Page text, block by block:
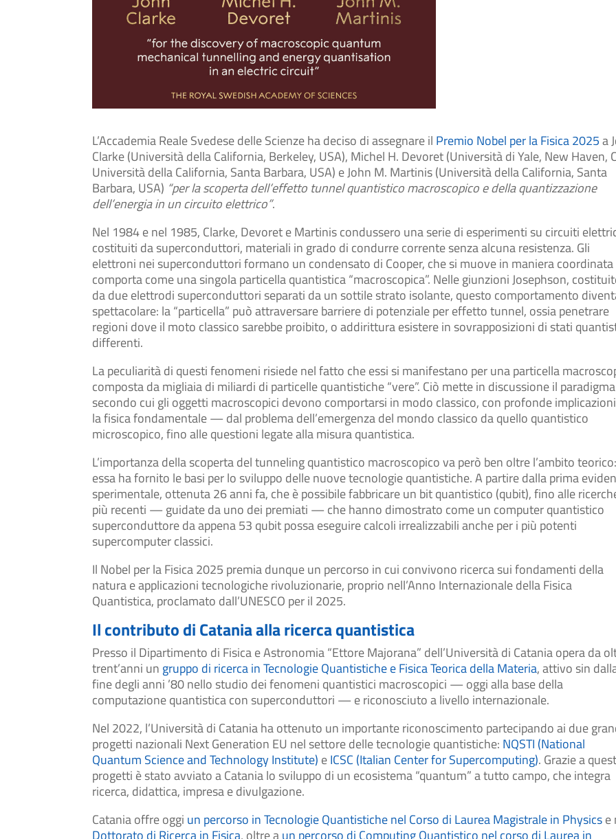
L’Accademia Reale Svedese delle Scienze ha deciso di assegnare il Premio Nobel per la Fisica 2025a
Clarke (Università della California, Berkeley, USA), Michel H. Devoret (Università di Yale, New Haven,
Università della California, Santa Barbara, USA) e John M. Martinis (Università della California, Santa
Barbara, USA) “per la scoperta dell’effetto tunnel quantistico macroscopico e della quantizzazione
dell’energia in un circuito elettrico”.
Nel 1984 e nel 1985, Clarke, Devoret e Martinis condussero una serie di esperimenti su circuiti
costituiti da superconduttori, materiali in grado di condurre corrente senza alcuna resistenza. Gli
elettroni nei superconduttori formano un condensato di Cooper, che si muove in maniera coordinata
comporta come una singola particella quantistica “macroscopica”. Nelle giunzioni Josephson,
da due elettrodi superconduttori separati da un sottile strato isolante, questo comportamento
spettacolare: la “particella” può attraversare barriere di potenziale per effetto tunnel, ossia penetrare
regioni dove il moto classico sarebbe proibito, o addirittura esistere in sovrapposizioni di stati
differenti.
La peculiarità di questi fenomeni risiede nel fatto che essi si manifestano per una particella
composta da migliaia di miliardi di particelle quantistiche “vere”. Ciò mette in discussione il paradigma
secondo cui gli oggetti macroscopici devono comportarsi in modo classico, con profonde
la fisica fondamentale — dal problema dell’emergenza del mondo classico da quello quantistico
microscopico, fino alle questioni legate alla misura quantistica.
L’importanza della scoperta del tunneling quantistico macroscopico va però ben oltre l’ambito teorico:
essa ha fornito le basi per lo sviluppo delle nuove tecnologie quantistiche. A partire dalla prima
sperimentale, ottenuta 26 anni fa, che è possibile fabbricare un bit quantistico (qubit), fino alle
più recenti — guidate da uno dei premiati — che hanno dimostrato come un computer quantistico
superconduttore da appena 53 qubit possa eseguire calcoli irrealizzabili anche per i più potenti
supercomputer classici.
Il Nobel per la Fisica 2025 premia dunque un percorso in cui convivono ricerca sui fondamenti della
natura e applicazioni tecnologiche rivoluzionarie, proprio nell’Anno Internazionale della Fisica
Quantistica, proclamato dall’UNESCO per il 2025.
Il contributo di Catania alla ricerca quantistica
Presso il Dipartimento di Fisica e Astronomia “Ettore Majorana” dell’Università di Catania opera da
trent’anni un gruppo di ricerca in Tecnologie Quantistiche e Fisica Teorica della Materia, attivo sin
fine degli anni ’80 nello studio dei fenomeni quantistici macroscopici — oggi alla base della
computazione quantistica con superconduttori — e riconosciuto a livello internazionale.
Nel 2022, l’Università di Catania ha ottenuto un importante riconoscimento partecipando ai due
progetti nazionali Next Generation EU nel settore delle tecnologie quantistiche: NQSTI (National
Quantum Science and Technology Institute) eICSC (Italian Center for Supercomputing). Grazie a
progetti è stato avviato a Catania lo sviluppo di un ecosistema “quantum” a tutto campo, che integra
ricerca, didattica, impresa e divulgazione.
Catania offre oggi un percorso in Tecnologie Quantistiche nel Corso di Laurea Magistrale in Physicse
Dottorato di Ricerca in Fisica, oltre a un percorso di Computing Quantistico nel corso di Laurea in